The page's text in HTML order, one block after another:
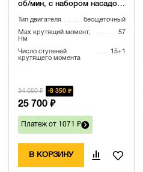
об/мин, с набором насадок,
Тип двигателя бесщеточный
Max крутящий момент,
Нм
57
Число ступеней
крутящего момента
15+1
34 050 ₽ 8 350 ₽
25 700 ₽
Платеж от 1071 ₽
В КОРЗИНУ